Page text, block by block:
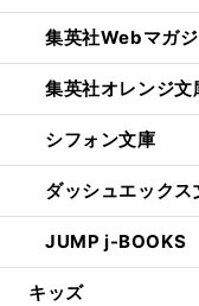
集英社Webマガジ
集英社オレンジ文
シフォン文庫
ダッシュエックス
JUMP j-BOOKS
キッズ